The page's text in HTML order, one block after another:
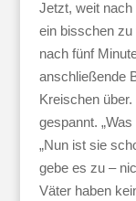
Jetzt, weit nach
ein bisschen
nach fünf
anschließende
Kreischen
gespannt.
„Nun ist sie
gebe es zu –
Väter haben